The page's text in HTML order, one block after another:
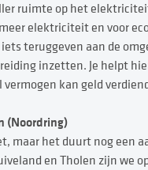
ruimte op het
elektriciteit en voor
teruggeven aan de
inzetten. Je helpt
kan geld
(Noordring)
maar het duurt nog een
en Tholen zijn we